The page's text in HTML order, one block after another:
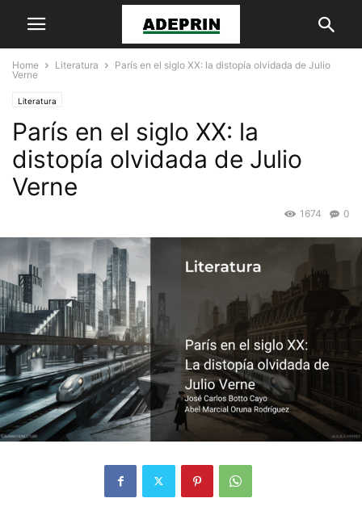
Home Literatura
París en el siglo XX: la distopía olvidada de Julio
Verne
Literatura
París en el siglo XX: la
distopía olvidada de Julio
Verne
0
1674